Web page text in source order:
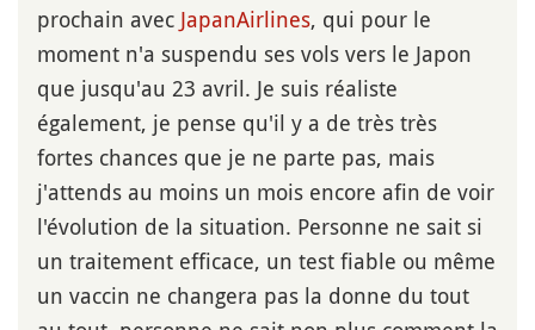
prochain avec JapanAirlines, qui pour le
moment n'a suspendu ses vols vers le Japon
que jusqu'au 23 avril. Je suis réaliste
également, je pense qu'il y a de très très
fortes chances que je ne parte pas, mais
j'attends au moins un mois encore afin de voir
l'évolution de la situation. Personne ne sait si
un traitement efficace, un test fiable ou même
un vaccin ne changera pas la donne du tout